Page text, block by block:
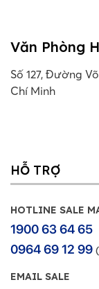
Văn Phòng
Số 127, Đường
Chí Minh
HỖ TRỢ
HOTLINE SALE
1900 63 64 65
0964 69 12 99
EMAIL SALE